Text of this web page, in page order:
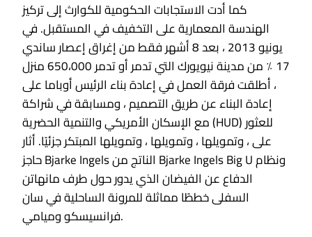
كما أدت الاستجابات الحكومية للكوارث إلى تركيز
الهندسة المعمارية على التخفيف في المستقبل. في
يونيو 2013 ، بعد 8 أشهر فقط من إغراق إعصار ساندي
17 ٪ من مدينة نيويورك التي تدمر أو تدمر 650،000 منزل
، أطلقت فرقة العمل في إعادة بناء الرئيس أوباما على
إعادة البناء عن طريق التصميم ، ومسابقة في شراكة
مع الإسكان الأمريكي والتنمية الحضرية (HUD) للعثور
على ، وتمويلها ، وتمويلها ، وتمويلها المبتكر جزئيًا. أثار
حاجز Bjarke Ingels الناتج من Bjarke Ingels Big U ونظام
الدفاع عن الفيضان الذي يدور حول طرف مانهاتن
السفلى خططًا مماثلة للمرونة الساحلية في سان
فرانسيسكو وميامي.